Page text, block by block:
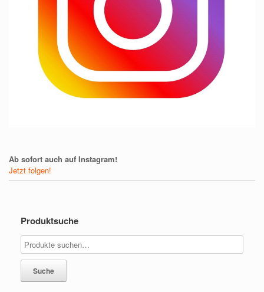
Ab sofort auch auf Instagram!
Jetzt folgen!
Produktsuche
Suche